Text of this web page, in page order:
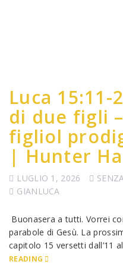
Luca
di due figli
figliol
| Hunter
LUGLIO 1, 2026
GIANLUCA
Buonasera a tutti. Vorrei
parabole di Gesù. La
capitolo 15 versetti dall’11
READING